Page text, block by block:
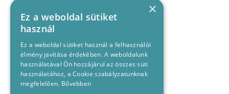
×
Ez a weboldal sütiket
használ
Ez a weboldal sütiket használ a felhasználói
élmény javítása érdekében. A weboldalunk
használatával Ön hozzájárul az összes süti
használatához, a Cookie szabályzatunknak
megfelelően. Bővebben